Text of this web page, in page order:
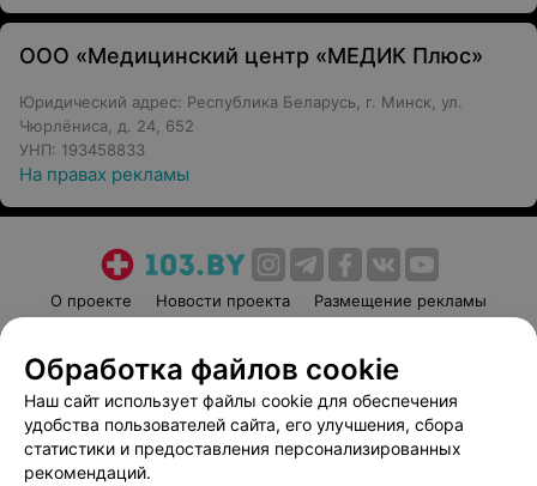
ООО «Медицинский центр «МЕДИК Плюс»
Юридический адрес: Республика Беларусь, г. Минск, ул.
Чюрлёниса, д. 24, 652
УНП: 193458833
На правах рекламы
О проекте Новости проекта
Размещение рекламы
Пользовательское соглашение
Способы оплаты
Вакансии
Партнеры
Написать руководителю 103.by
Обработка файлов cookie
Наш сайт использует файлы cookie для обеспечения
удобства пользователей сайта, его улучшения, сбора
статистики и предоставления персонализированных
рекомендаций.